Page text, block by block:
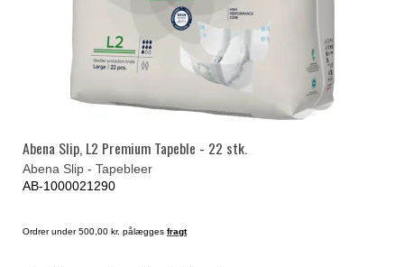
Abena Slip, L2 Premium Tapeble - 22 stk.
Abena Slip - Tapebleer
AB-1000021290
Ordrer under 500,00 kr. pålægges fragt